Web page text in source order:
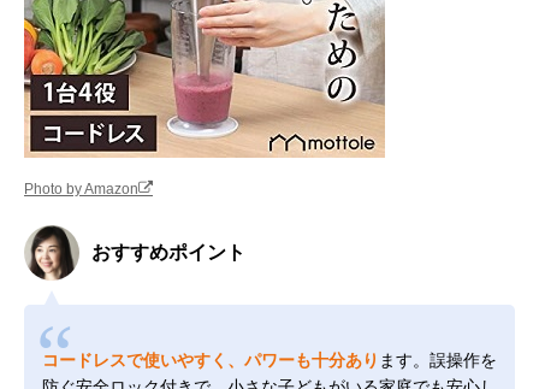
Photo by Amazon
おすすめポイント
コードレスで使いやすく、パワーも十分あり ます。誤操作を